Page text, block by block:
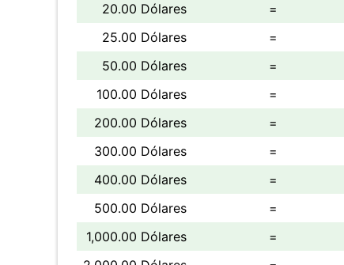
20.00 Dólares
=
25.00 Dólares
=
50.00 Dólares
=
100.00 Dólares
=
200.00 Dólares
=
300.00 Dólares
=
400.00 Dólares
=
500.00 Dólares
=
1,000.00 Dólares
=